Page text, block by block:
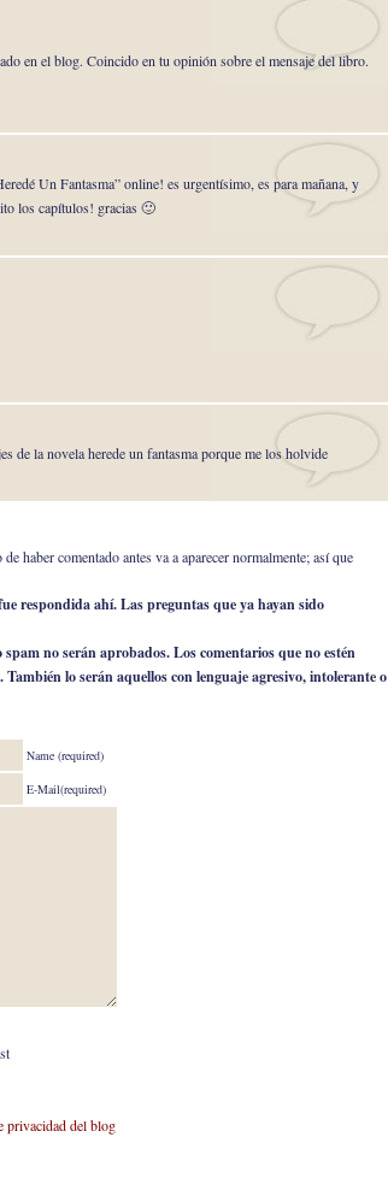
en el blog. Coincido en tu opinión sobre el mensaje del libro.
Un Fantasma” online! es urgentísimo, es para mañana, y
los capítulos! gracias 🙂
de la novela herede un fantasma porque me los holvide
haber comentado antes va a aparecer normalmente; así que
respondida ahí. Las preguntas que ya hayan sido
no serán aprobados. Los comentarios que no estén
lo serán aquellos con lenguaje agresivo, intolerante o
Name (required)
E-Mail(required)
privacidad del blog